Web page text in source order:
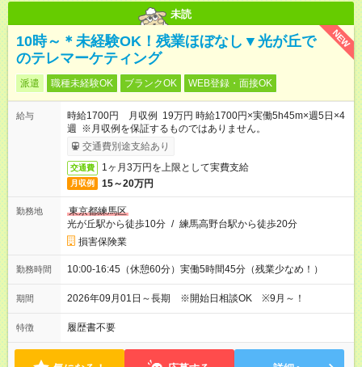
未読
NEW
10時～＊未経験OK！残業ほぼなし▼光が丘で
のテレマーケティング
派遣 職種未経験OK ブランクOK WEB登録・面接OK
給与
時給1700円 月収例 19万円 時給1700円×実働5h45m×週5日×4
週 ※月収例を保証するものではありません。
交通費別途支給あり
交通費 1ヶ月3万円を上限として実費支給
月収例 15～20万円
勤務地
東京都練馬区
光が丘駅から徒歩10分 / 練馬高野台駅から徒歩20分
損害保険業
勤務時間 10:00-16:45（休憩60分）実働5時間45分（残業少なめ！）
期間 2026年09月01日～長期 ※開始日相談OK ※9月～！
特徴 履歴書不要